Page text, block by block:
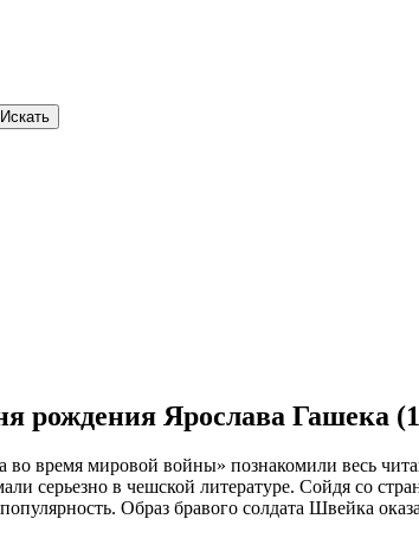
Искать
рождения Ярослава Гашека
во время мировой войны» познакомили весь
серьезно в чешской литературе. Сойдя со
Образ бравого солдата Швейка